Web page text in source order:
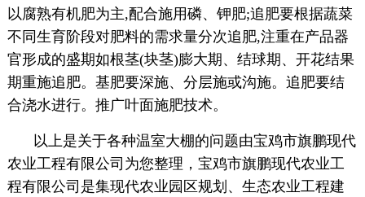
以腐熟有机肥为主,配合施用磷、钾肥;追肥要根据蔬菜
不同生育阶段对肥料的需求量分次追肥,注重在产品器
官形成的盛期如根茎(块茎)膨大期、结球期、开花结果
期重施追肥。基肥要深施、分层施或沟施。追肥要结
合浇水进行。推广叶面施肥技术。
以上是关于各种温室大棚的问题由宝鸡市旗鹏现代
农业工程有限公司为您整理，宝鸡市旗鹏现代农业工
程有限公司是集现代农业园区规划、生态农业工程建